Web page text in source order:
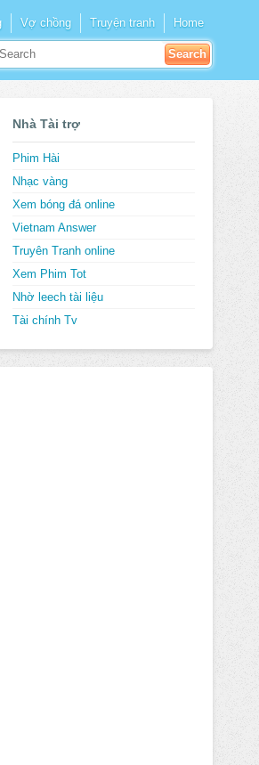
Vợ chồng Truyện tranh Home
Nhà Tài trợ
Phim Hài
Nhạc vàng
Xem bóng đá online
Vietnam Answer
Truyên Tranh online
Xem Phim Tot
Nhờ leech tài liệu
Tài chính Tv